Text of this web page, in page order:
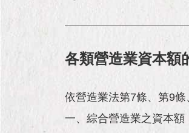
各類營造業資本額
依營造業法第7條、第9
一、綜合營造業之資本